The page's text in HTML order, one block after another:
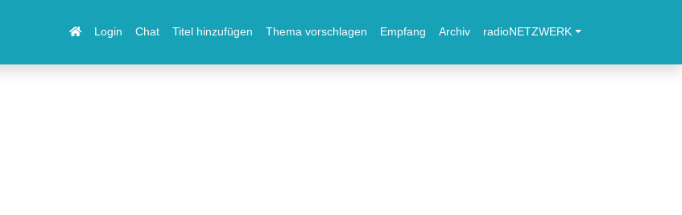
Login Chat Titel hinzufügen Thema vorschlagen Empfang Archiv radioNETZWERK